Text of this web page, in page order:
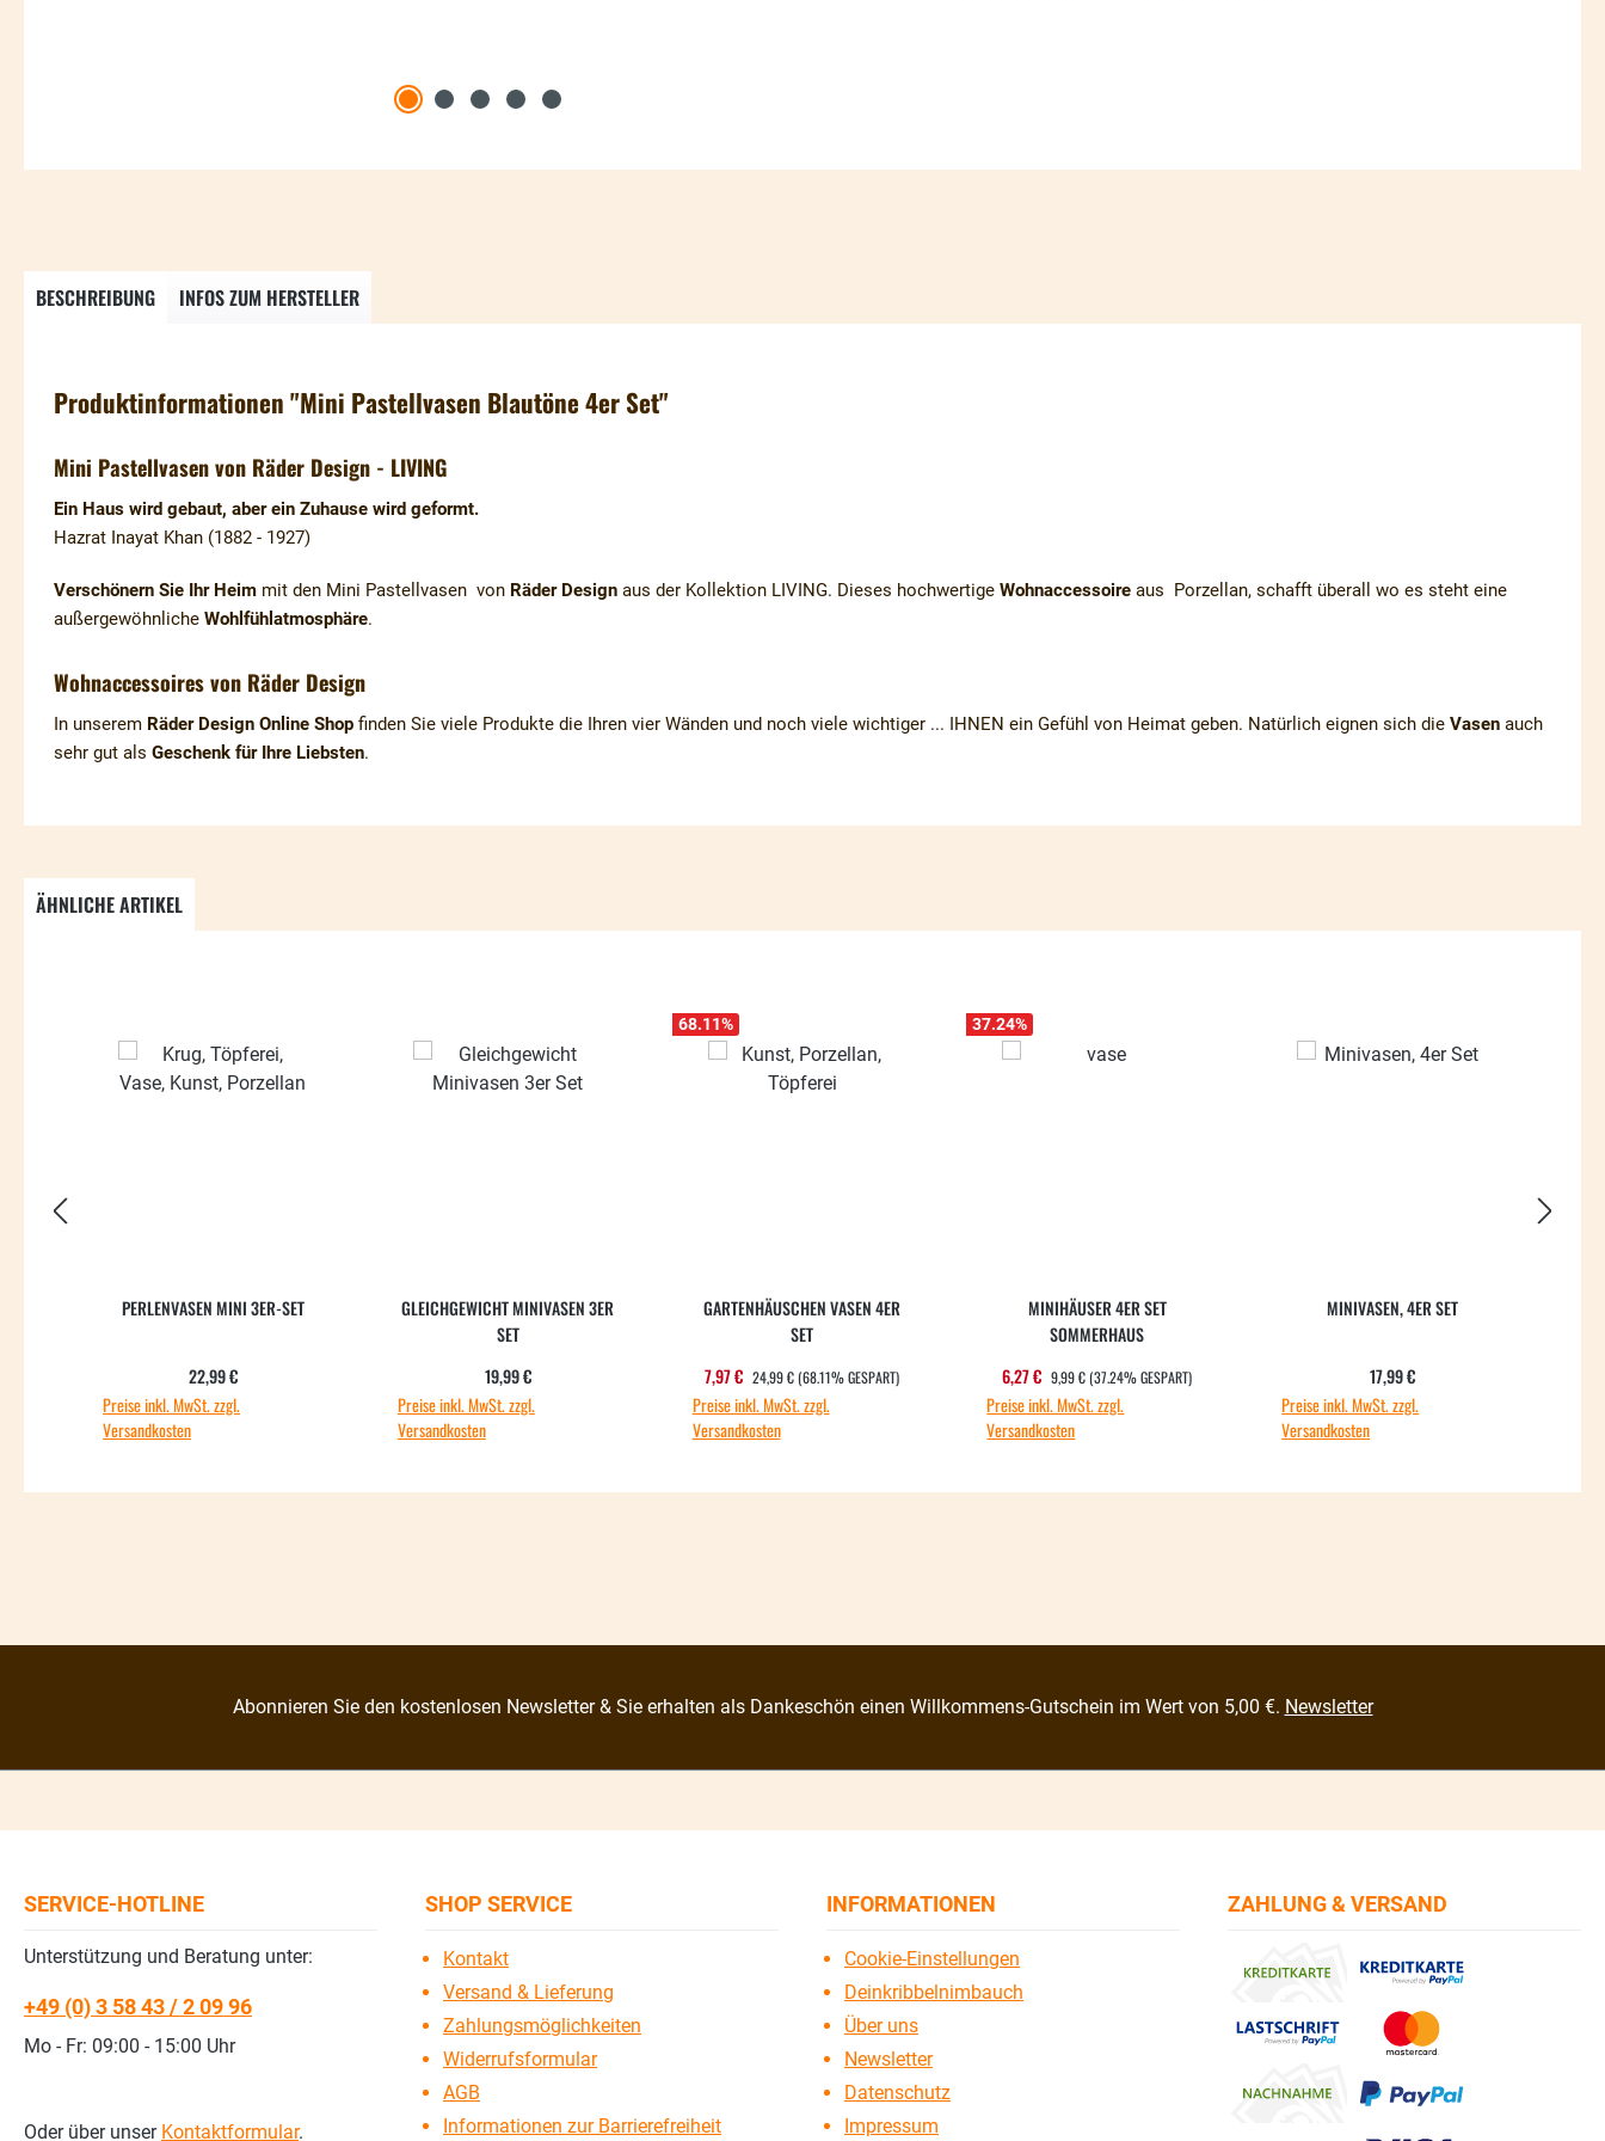
BESCHREIBUNG INFOS ZUM HERSTELLER
Produktinformationen "Mini Pastellvasen Blautöne 4er Set"
Mini Pastellvasen von Räder Design - LIVING
Ein Haus wird gebaut, aber ein Zuhause wird geformt.
Hazrat Inayat Khan (1882 - 1927)
Verschönern Sie Ihr Heim mit den Mini Pastellvasen von Räder Design aus der Kollektion LIVING. Dieses hochwertige Wohnaccessoire aus Porzellan, schafft überall wo es steht eine
außergewöhnliche Wohlfühlatmosphäre.
Wohnaccessoires von Räder Design
In unserem Räder Design Online Shop finden Sie viele Produkte die Ihren vier Wänden und noch viele wichtiger ... IHNEN ein Gefühl von Heimat geben. Natürlich eignen sich die Vasen auch
sehr gut als Geschenk für Ihre Liebsten.
ÄHNLICHE ARTIKEL
PERLENVASEN MINI 3ER-SET
Regulärer Preis:
22,99 €
Preise inkl. MwSt. zzgl.
Versandkosten
GLEICHGEWICHT MINIVASEN 3ER
SET
Regulärer Preis:
19,99 €
Preise inkl. MwSt. zzgl.
Versandkosten
68.11%
GARTENHÄUSCHEN VASEN 4ER
SET
Verkaufspreis:
7,97 € REGULÄRER PREIS:
24,99 € (68.11% GESPART)
Preise inkl. MwSt. zzgl.
Versandkosten
37.24%
MINIHÄUSER 4ER SET
SOMMERHAUS
Verkaufspreis:
6,27 € REGULÄRER PREIS:
9,99 €(37.24% GESPART)
Preise inkl. MwSt. zzgl.
Versandkosten
MINIVASEN, 4ER SET
Regulärer Preis:
17,99 €
Preise inkl. MwSt. zzgl.
Versandkosten
Abonnieren Sie den kostenlosen Newsletter & Sie erhalten als Dankeschön einen Willkommens-Gutschein im Wert von 5,00 €. Newsletter
SERVICE-HOTLINE
Unterstützung und Beratung unter:
+49 (0) 3 58 43 / 2 09 96
Mo - Fr: 09:00 - 15:00 Uhr
Oder über unser Kontaktformular.
SHOP SERVICE
Kontakt
Versand & Lieferung
Zahlungsmöglichkeiten
Widerrufsformular
AGB
Informationen zur Barrierefreiheit
INFORMATIONEN
Cookie-Einstellungen
Deinkribbelnimbauch
Über uns
Newsletter
Datenschutz
Impressum
ZAHLUNG & VERSAND